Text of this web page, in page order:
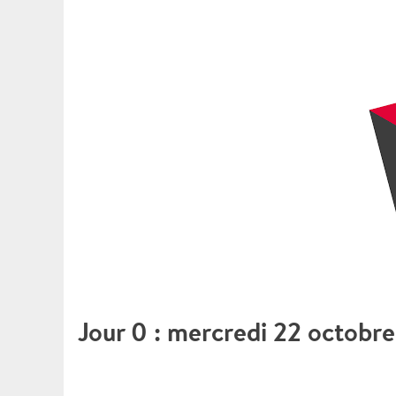
Jour 0 : mercredi 22